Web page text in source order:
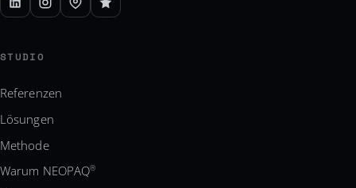
STUDIO
Referenzen
Lösungen
Methode
Warum NEOPAQ®